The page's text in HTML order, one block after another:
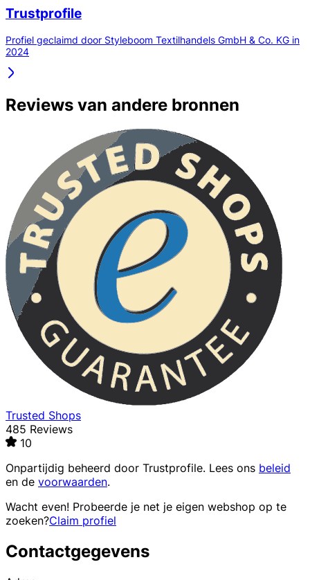
Trustprofile
Profiel geclaimd door Styleboom Textilhandels GmbH & Co. KG in
2024
Reviews van andere bronnen
Trusted Shops
485 Reviews
10
Onpartijdig beheerd door Trustprofile. Lees ons beleid
en de voorwaarden.
Wacht even! Probeerde je net je eigen webshop op te
zoeken?Claim profiel
Contactgegevens